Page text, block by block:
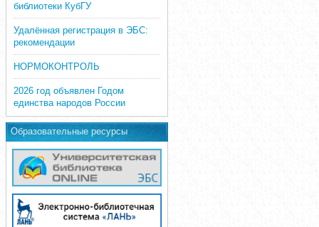
библиотеки КубГУ
Удалённая регистрация в ЭБС:
рекомендации
НОРМОКОНТРОЛЬ
2026 год объявлен Годом
единства народов России
Образовательные ресурсы